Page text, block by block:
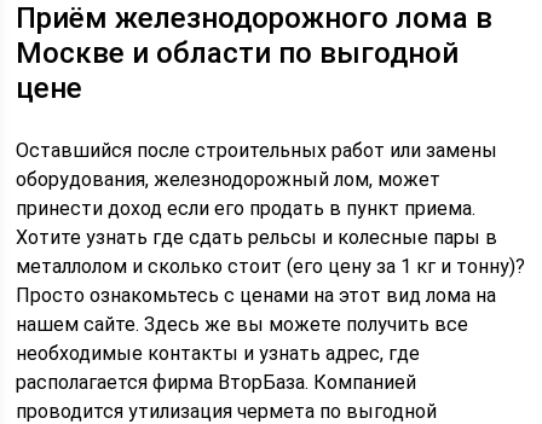
Приём железнодорожного лома в
Москве и области по выгодной
цене
Оставшийся после строительных работ или замены
оборудования, железнодорожный лом, может
принести доход если его продать в пункт приема.
Хотите узнать где сдать рельсы и колесные пары в
металлолом и сколько стоит (его цену за 1 кг и тонну)?
Просто ознакомьтесь с ценами на этот вид лома на
нашем сайте. Здесь же вы можете получить все
необходимые контакты и узнать адрес, где
располагается фирма ВторБаза. Компанией
проводится утилизация чермета по выгодной